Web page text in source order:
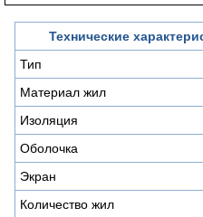
Технические
Тип
Материал жил
Изоляция
Оболочка
Экран
Количество жил